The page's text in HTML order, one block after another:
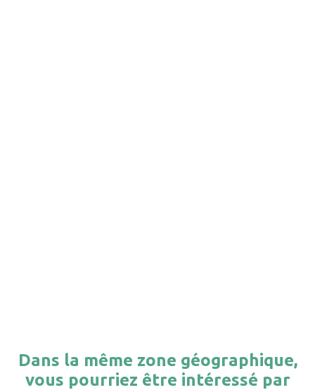
Dans la même zone géographique,
vous pourriez être intéressé par